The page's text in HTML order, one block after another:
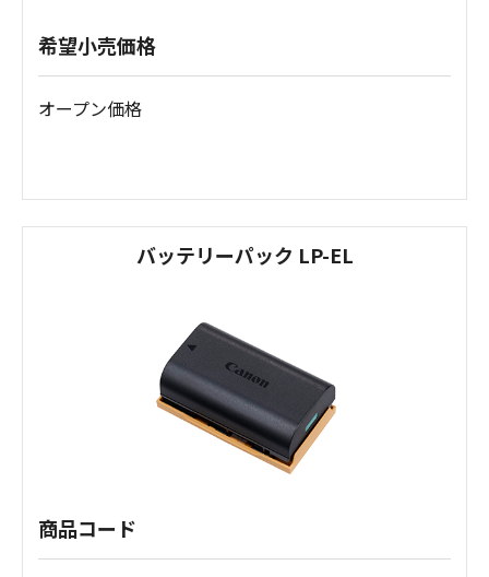
希望小売価格
オープン価格
バッテリーパック LP-EL
商品コード